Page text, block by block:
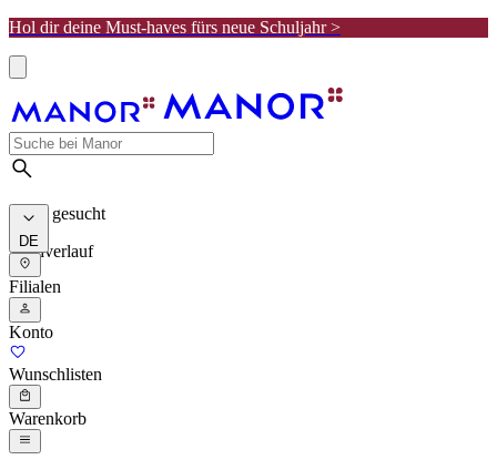
Hol dir deine Must-haves fürs neue Schuljahr >
Meist gesucht
Suchverlauf
DE
Filialen
Konto
Wunschlisten
Warenkorb